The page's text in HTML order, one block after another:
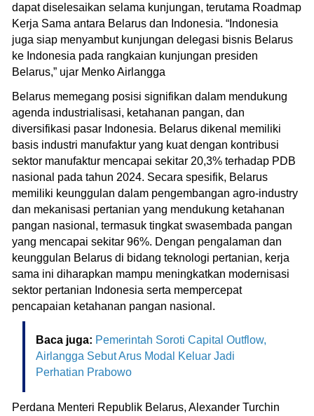
dapat diselesaikan selama kunjungan, terutama Roadmap
Kerja Sama antara Belarus dan Indonesia. “Indonesia
juga siap menyambut kunjungan delegasi bisnis Belarus
ke Indonesia pada rangkaian kunjungan presiden
Belarus,” ujar Menko Airlangga
Belarus memegang posisi signifikan dalam mendukung
agenda industrialisasi, ketahanan pangan, dan
diversifikasi pasar Indonesia. Belarus dikenal memiliki
basis industri manufaktur yang kuat dengan kontribusi
sektor manufaktur mencapai sekitar 20,3% terhadap PDB
nasional pada tahun 2024. Secara spesifik, Belarus
memiliki keunggulan dalam pengembangan agro-industry
dan mekanisasi pertanian yang mendukung ketahanan
pangan nasional, termasuk tingkat swasembada pangan
yang mencapai sekitar 96%. Dengan pengalaman dan
keunggulan Belarus di bidang teknologi pertanian, kerja
sama ini diharapkan mampu meningkatkan modernisasi
sektor pertanian Indonesia serta mempercepat
pencapaian ketahanan pangan nasional.
Baca juga: Pemerintah Soroti Capital Outflow,
Airlangga Sebut Arus Modal Keluar Jadi
Perhatian Prabowo
Perdana Menteri Republik Belarus, Alexander Turchin